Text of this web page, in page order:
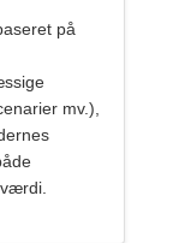
på
mv.),